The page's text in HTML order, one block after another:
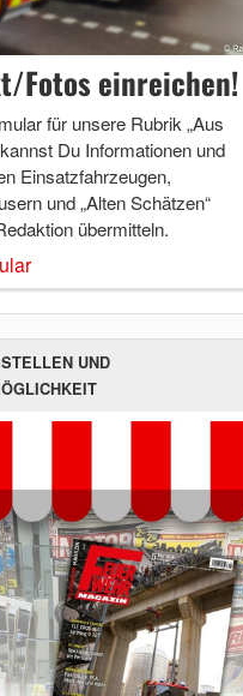
Fotos einreichen!
für unsere Rubrik „Aus
Du Informationen und
Einsatzfahrzeugen,
und „Alten Schätzen“
übermitteln.
UND